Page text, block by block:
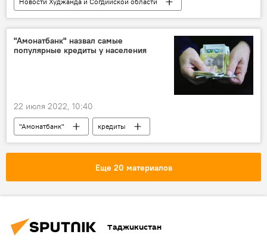
Общество
Таджикистан собаки
"Амонатбанк" назвал самые
популярные кредиты у населения
22 июля 2022, 10:40
"Амонатбанк"
кредиты
Таджикистан
Общество
Еще 20 материалов
Таджикистан